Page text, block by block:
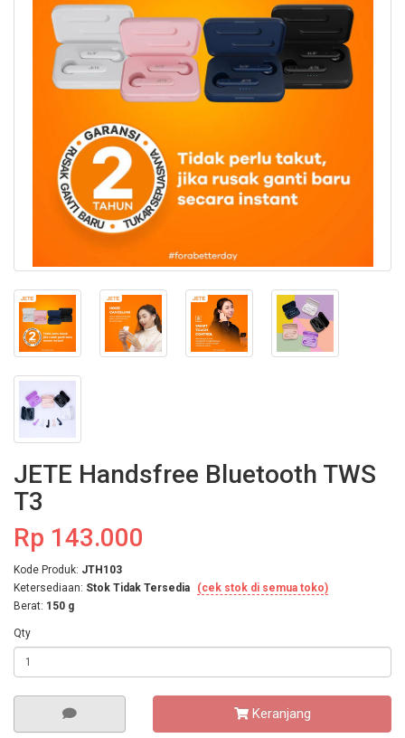
JETE Handsfree Bluetooth TWS
T3
Rp 143.000
Kode Produk: JTH103
Ketersediaan: Stok Tidak Tersedia
(cek stok di semua toko)
Berat: 150 g
Qty
Keranjang